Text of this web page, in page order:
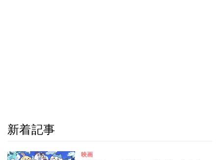
新着記事
映画